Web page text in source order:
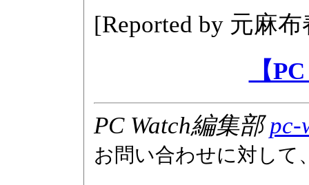
[Reported by 元麻布
【
PC Watch編集部pc-
お問い合わせに対して